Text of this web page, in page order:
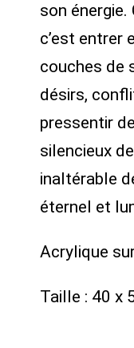
son
c’est entrer
couches de
désirs,
pressentir
silencieux
inaltérable
éternel et
Acrylique
Taille : 40 x